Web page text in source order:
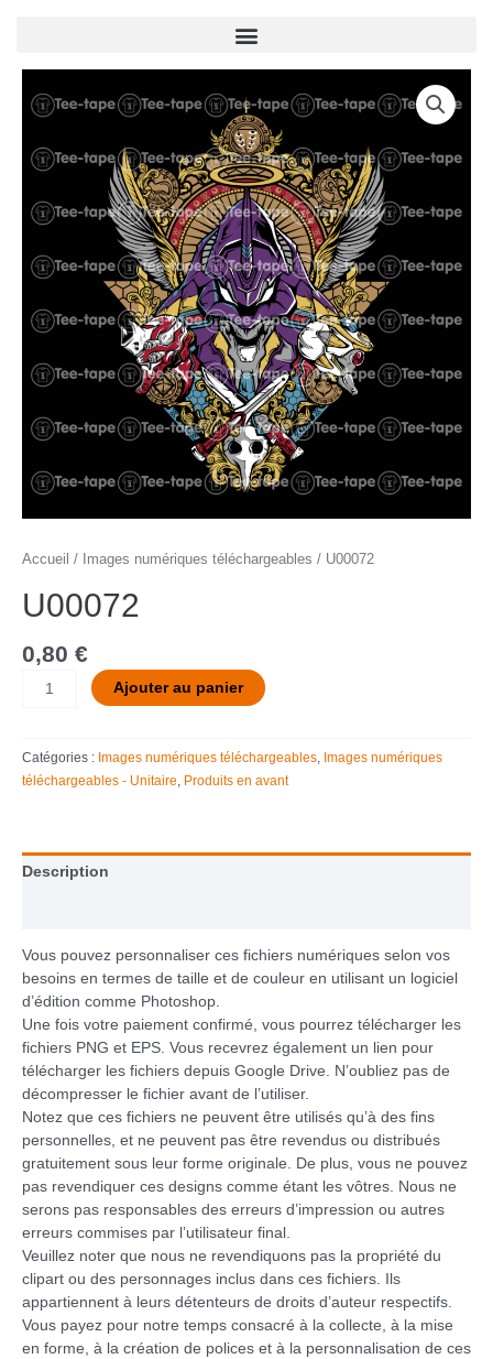
Menu
Accueil / Images numériques téléchargeables / U00072
U00072
0,80 €
de
Ajouter au panier
Catégories : Images numériques téléchargeables Images numériques
téléchargeables - Unitaire Produits en avant
Description
Vous pouvez personnaliser ces fichiers numériques selon vos
besoins en termes de taille et de couleur en utilisant un logiciel
d’édition comme Photoshop.
Une fois votre paiement confirmé, vous pourrez télécharger les
fichiers PNG et EPS. Vous recevrez également un lien pour
télécharger les fichiers depuis Google Drive. N’oubliez pas de
décompresser le fichier avant de l’utiliser.
Notez que ces fichiers ne peuvent être utilisés qu’à des fins
personnelles, et ne peuvent pas être revendus ou distribués
gratuitement sous leur forme originale. De plus, vous ne pouvez
pas revendiquer ces designs comme étant les vôtres. Nous ne
serons pas responsables des erreurs d’impression ou autres
erreurs commises par l’utilisateur final.
Veuillez noter que nous ne revendiquons pas la propriété du
clipart ou des personnages inclus dans ces fichiers. Ils
appartiennent à leurs détenteurs de droits d’auteur respectifs.
Vous payez pour notre temps consacré à la collecte, à la mise
en forme, à la création de polices et à la personnalisation de ces